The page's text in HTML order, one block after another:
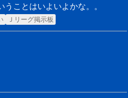
ことはいよいよかな。。
Ｊリーグ掲示板